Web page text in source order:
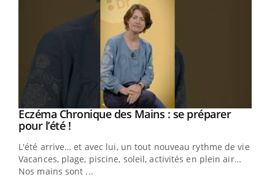
Youtube
Eczéma Chronique des Mains : se préparer
pour l’été !Youtube
L'été arrive… et avec lui, un tout nouveau rythme de vie !
Vacances, plage, piscine, soleil, activités en plein air…
Nos mains sont ...
Youtube
Diabète & Ramadan 2026Youtube
Le Ramadan approche, et, pour de nombreuses
personnes atteintes de diabète, c'est une période de
questions, de défis, mais ...